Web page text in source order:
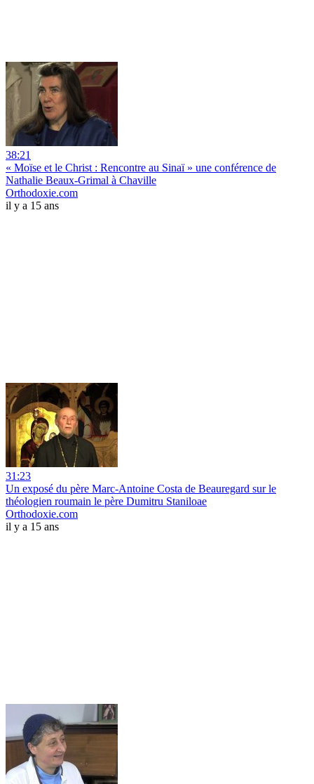
38:21
« Moïse et le Christ : Rencontre au Sinaï » une conférence de
Nathalie Beaux-Grimal à Chaville
Orthodoxie.com
il y a 15 ans
31:23
Un exposé du père Marc-Antoine Costa de Beauregard sur le
théologien roumain le père Dumitru Staniloae
Orthodoxie.com
il y a 15 ans